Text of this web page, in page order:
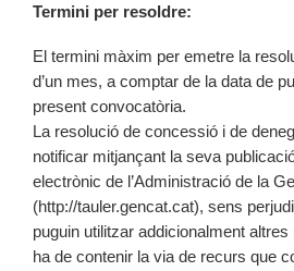
Termini per resoldre:
El termini màxim per emetre la
d’un mes, a comptar de la data de
present convocatòria.
La resolució de concessió i de
notificar mitjançant la seva
electrònic de l’Administració de la
(http://tauler.gencat.cat), sens
puguin utilitzar addicionalment
ha de contenir la via de recurs que